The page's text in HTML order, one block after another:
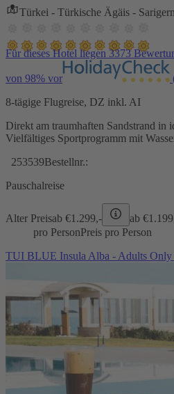
Türkei - Türkische Ägäis -
Für dieses Hotel liegen 3373
von 98% vor
8-tägige Flugreise, DZ inkl. AI
Direkt am traumhaften Sandstrand in
Vielfältiges Sportprogramm mit
253539Bestellnr.:
Pauschalreise
Alter Preisab €1.299,- ab €
pro PersonPreis pro Person
TUI BLUE Insula Alba - Adults Only